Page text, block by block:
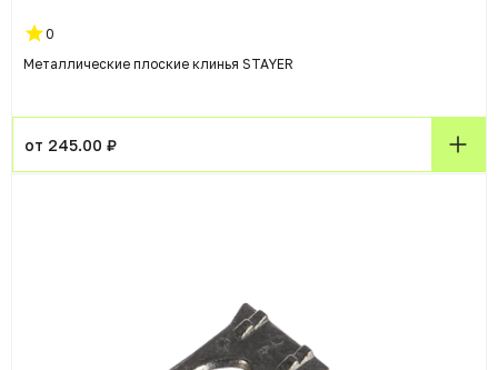
0
Металлические плоские клинья STAYER
от 245.00 ₽